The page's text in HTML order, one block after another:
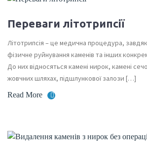
Переваги літотрипсії
Літотрипсія – це медична процедура,
фізичне руйнування каменів та інших
До них відносяться камені нирок, камені
жовчних шляхах, підшлункової залози […]
Read More